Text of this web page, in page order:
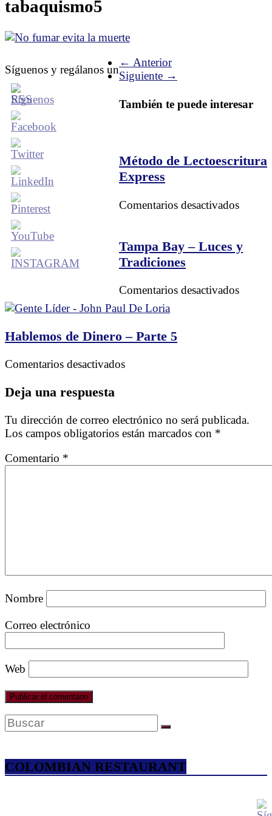
tabaquismo5
Síguenos y regálanos un
← Anterior
Siguiente →
También te puede interesar
Método de Lectoescritura
Express
Comentarios desactivadosen
Tampa Bay – Luces y
Tradiciones
Comentarios desactivadosen
Hablemos de Dinero – Parte 5
Comentarios desactivadosen
–
Parte
Deja una respuesta
Tu dirección de correo electrónico no será publicada.
Los campos obligatorios están marcados con *
Comentario *
Nombre
Correo electrónico
Web
COLOMBIAN RESTAURANT